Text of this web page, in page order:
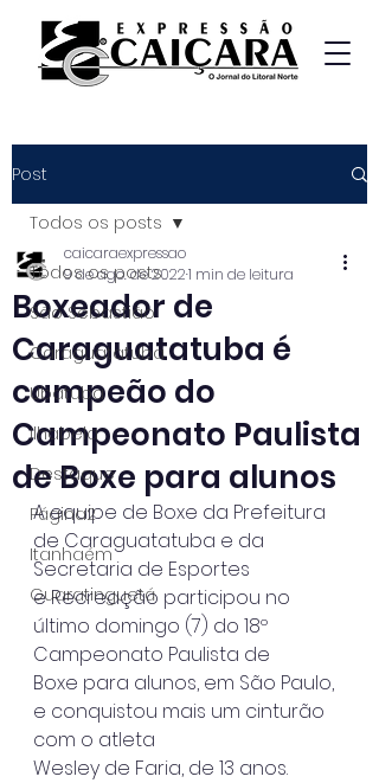
Post
Todos os posts
São Sebastião
Caraguatatuba
Ubatuba
Ilhabela
Destaque
Página2
Itanhaém
Guaratinguetá
Todos os posts
Boxeador de
Caraguatatuba é
campeão do
Campeonato Paulista
de Boxe para alunos
caicaraexpressao
9 de ago. de 20221 min de leitura
A equipe de Boxe da Prefeitura
de Caraguatatuba e da
Secretaria de Esportes
e Recreação participou no
último domingo (7) do 18º
Campeonato Paulista de
Boxe para alunos, em São Paulo,
e conquistou mais um cinturão
com o atleta
Wesley de Faria, de 13 anos.